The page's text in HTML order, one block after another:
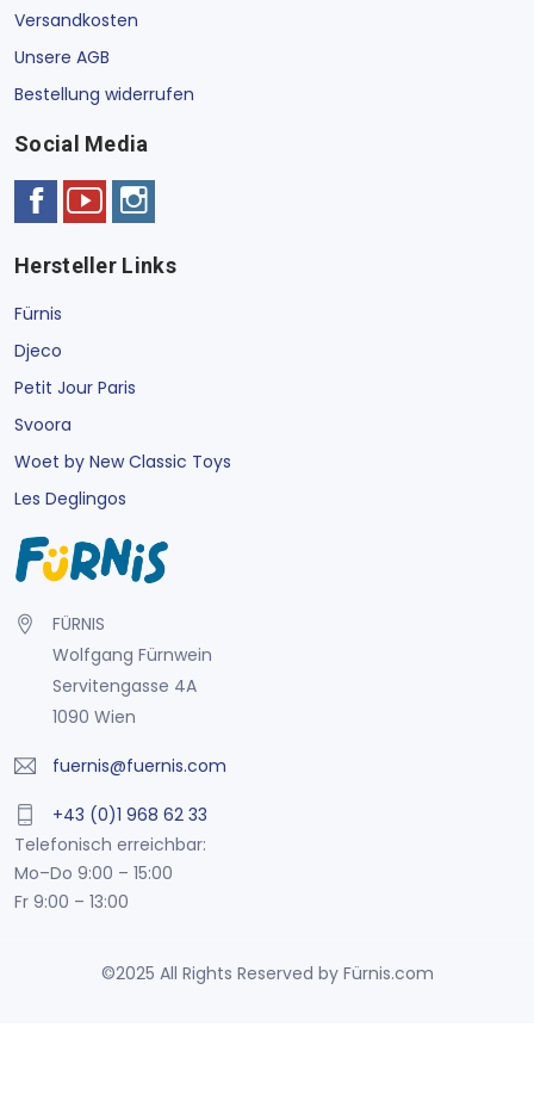
Versandkosten
Unsere AGB
Bestellung widerrufen
Social Media
Hersteller Links
Fürnis
Djeco
Petit Jour Paris
Svoora
Woet by New Classic Toys
Les Deglingos
FÜRNIS
Wolfgang Fürnwein
Servitengasse 4A
1090 Wien
fuernis@fuernis.com
+43 (0)1 968 62 33
Telefonisch erreichbar:
Mo–Do 9:00 – 15:00
Fr 9:00 – 13:00
©2025 All Rights Reserved by Fürnis.com